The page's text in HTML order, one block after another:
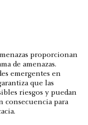
proporcionan
de amenazas.
emergentes en
que las
riesgos y puedan
consecuencia para